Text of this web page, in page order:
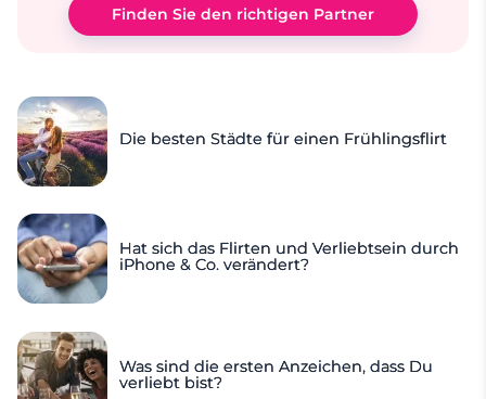
Finden Sie den richtigen Partner
Die besten Städte für einen Frühlingsflirt
Hat sich das Flirten und Verliebtsein durch
iPhone & Co. verändert?
Was sind die ersten Anzeichen, dass Du
verliebt bist?